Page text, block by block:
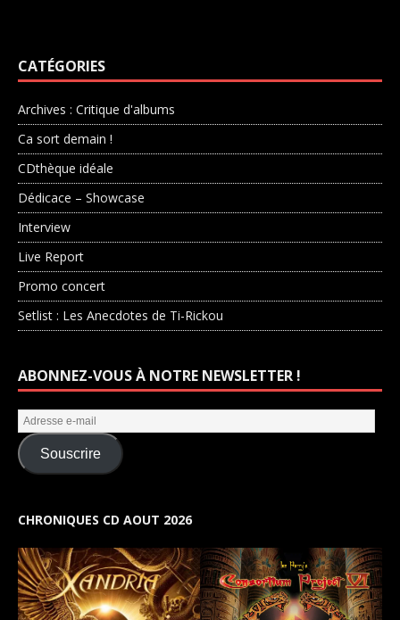
CATÉGORIES
Archives : Critique d'albums
Ca sort demain !
CDthèque idéale
Dédicace – Showcase
Interview
Live Report
Promo concert
Setlist : Les Anecdotes de Ti-Rickou
ABONNEZ-VOUS À NOTRE NEWSLETTER !
Souscrire
CHRONIQUES CD AOUT 2026